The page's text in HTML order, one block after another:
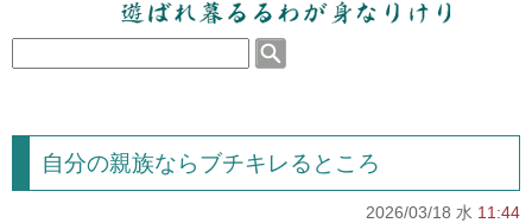
身なりけり
自分の親族ならブチキレるところ
2026/03/18 水 11:44